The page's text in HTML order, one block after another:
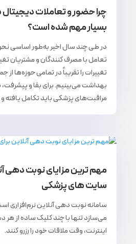
چرا حضور و تعاملات
بسیار مهم شده است؟
در طی چند سال اخیر به‌طور اساسی
تعامل با مصرف کنندگان و مشتریان
تغییرات را تقریباً در تمامی حوزه‌ها از
بهداشت می‌بینیم. برای بقا و پیشرفت،
مراقبت‌های پزشکی باید تکامل یافته و
مهم ترین مزایای نوبت دهی
سایت های پزشکی
سامانه نوبت دهی آنلاین نرم‌افزاری
می‌سازد تنها با چند کلیک ساده از هر
اینترنت، وقت ملاقات خود را رزرو کنند.